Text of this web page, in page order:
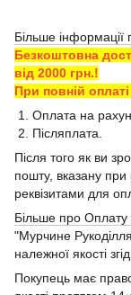
Більше інформації
Безкоштовна
від 2000 грн.!
При повній
1. Оплата на
2. Післяплата.
Після того як ви
пошту, вказану при
реквізитами для
Більше про Оплату
"Мурчине
належної якості
Покупець має